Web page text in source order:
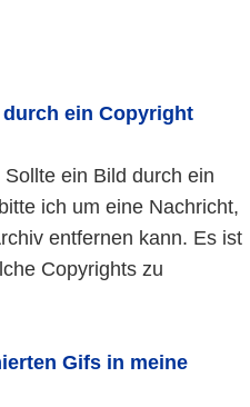
ein Copyright
ein Bild durch ein
ich um eine Nachricht,
entfernen kann. Es ist
Copyrights zu
Gifs in meine